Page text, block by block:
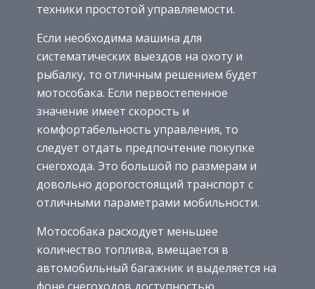
техники простотой управляемости.
Если необходима машина для
систематических выездов на охоту и
рыбалку, то отличным решением будет
мотособака. Если первостепенное
значение имеет скорость и
комфортабельность управления, то
следует отдать предпочтение покупке
снегохода. Это большой по размерам и
довольно дорогостоящий транспорт с
отличными параметрами мобильности.
Мотособака расходует меньшее
количество топлива, вмещается в
автомобильный багажник и выделяется на
фоне снегоходов доступностью.